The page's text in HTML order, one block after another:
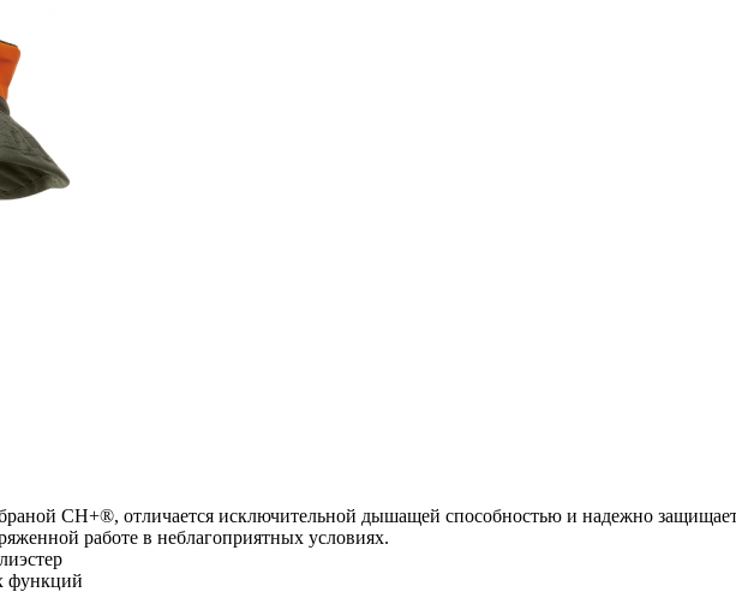
CH+®, отличается исключительной дышащей способностью и надежно защищает
работе в неблагоприятных условиях.
функций